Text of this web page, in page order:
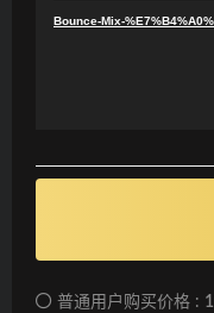
Bounce-Mix-
普通用户购买价格 :